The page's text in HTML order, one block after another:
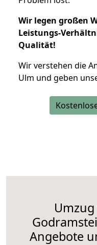
Wir legen großen
Leistungs-
Qualität!
Wir verstehen die
Ulm und geben
Angebote